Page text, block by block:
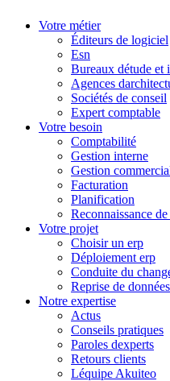
Votre métier
Éditeurs de logiciel
Esn
Bureaux détude et
Agences
Sociétés de conseil
Expert comptable
Votre besoin
Comptabilité
Gestion interne
Gestion
Facturation
Planification
Reconnaissance
Votre projet
Choisir un erp
Déploiement erp
Conduite du
Reprise de données
Notre expertise
Actus
Conseils pratiques
Paroles dexperts
Retours clients
Léquipe Akuiteo